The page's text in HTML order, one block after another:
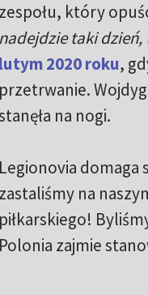
zespołu, który
nadejdzie taki
lutym 2020 roku,
przetrwanie.
na nogi.
Legionovia domaga
zastaliśmy na
piłkarskiego!
Polonia zajmie